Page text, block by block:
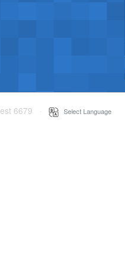
6679 Select Language